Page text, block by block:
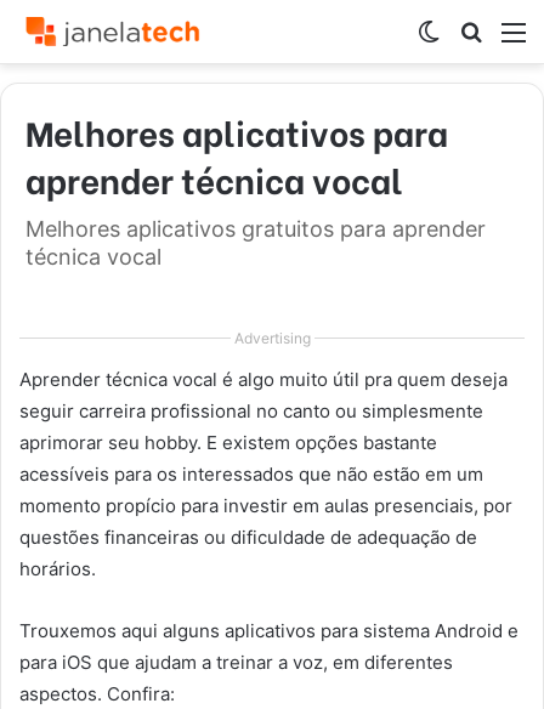
por
Switch
skin
Melhores aplicativos para
aprender técnica vocal
Melhores aplicativos gratuitos para aprender
técnica vocal
Advertising
Aprender técnica vocal é algo muito útil pra quem deseja
seguir carreira profissional no canto ou simplesmente
aprimorar seu hobby. E existem opções bastante
acessíveis para os interessados que não estão em um
momento propício para investir em aulas presenciais, por
questões financeiras ou dificuldade de adequação de
horários.
Trouxemos aqui alguns aplicativos para sistema Android e
para iOS que ajudam a treinar a voz, em diferentes
aspectos. Confira: